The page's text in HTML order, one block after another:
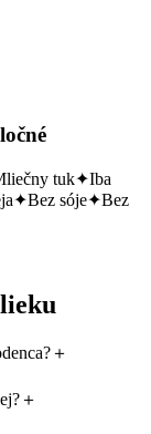
tuk✦Iba
✦Bez sóje✦Bez
＋
＋